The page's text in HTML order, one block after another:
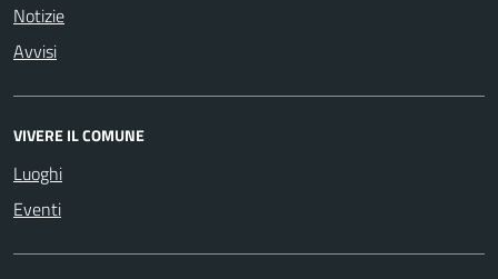
Notizie
Avvisi
VIVERE IL COMUNE
Luoghi
Eventi